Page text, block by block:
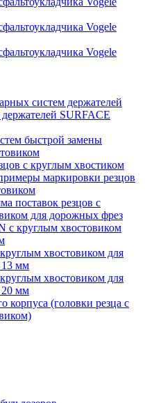
Vogele
Vogele
систем держателей
SURFACE
быстрой замены
с круглым хвостиком
маркировки резцов
поставок резцов с
для дорожных фрез
с круглым хвостовиком
хвостовиком для
13 мм
хвостовиком для
20 мм
корпуса (головки резца с